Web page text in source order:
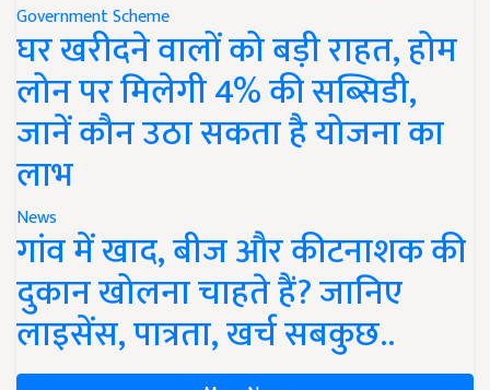
Government Scheme
घर खरीदने वालों को बड़ी राहत, होम
लोन पर मिलेगी 4% की सब्सिडी,
जानें कौन उठा सकता है योजना का
लाभ
News
गांव में खाद, बीज और कीटनाशक की
दुकान खोलना चाहते हैं? जानिए
लाइसेंस, पात्रता, खर्च सबकुछ..